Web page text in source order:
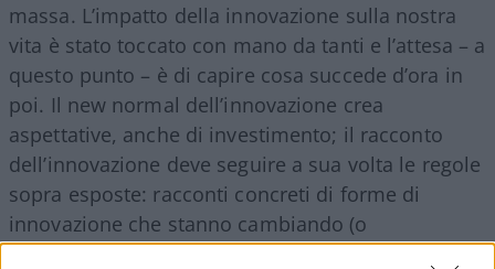
massa. L’impatto della innovazione sulla nostra
vita è stato toccato con mano da tanti e l’attesa – a
questo punto – è di capire cosa succede d’ora in
poi. Il new normal dell’innovazione crea
aspettative, anche di investimento; il racconto
dell’innovazione deve seguire a sua volta le regole
sopra esposte: racconti concreti di forme di
innovazione che stanno cambiando (o
cambieranno) il nostro mondo, auspicabilmente